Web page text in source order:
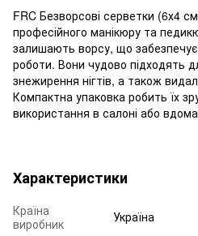
FRC Безворсові серветки (6х4
професійного манікюру та
залишають ворсу, що забезпечує
роботи. Вони чудово підходять
знежирення нігтів, а також
Компактна упаковка робить їх
використання в салоні або
Характеристики
Країна
виробник
Україна